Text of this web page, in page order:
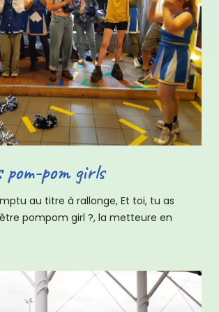
pom girls
au titre à rallonge, Et toi, tu as
pompom girl ?, la metteure en